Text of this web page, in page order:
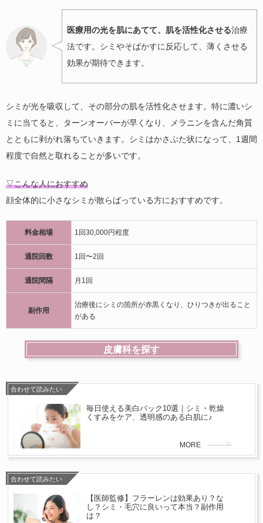
医療用の光を肌にあてて、肌を活性化させる治療
法です。シミやそばかすに反応して、薄くさせる
効果が期待できます。
シミが光を吸収して、その部分の肌を活性化させます。特に濃いシ
ミに当てると、ターンオーバーが早くなり、メラニンを含んだ角質
とともに剥がれ落ちていきます。シミはかさぶた状になって、1週間
程度で自然と取れることが多いです。
▽こんな人におすすめ
顔全体的に小さなシミが散らばっている方におすすめです。
料金相場 1回30,000円程度
通院回数 1回〜2回
通院間隔 月1回
副作用
治療後にシミの箇所が赤黒くなり、ひりつきが出ること
がある
皮膚科を探す
合わせて読みたい
毎日使える美白パック10選｜シミ・乾燥
くすみをケア、透明感のある白肌に♪
MORE
合わせて読みたい
【医師監修】フラーレンは効果あり？な
し？シミ・毛穴に良いって本当？副作用
は？